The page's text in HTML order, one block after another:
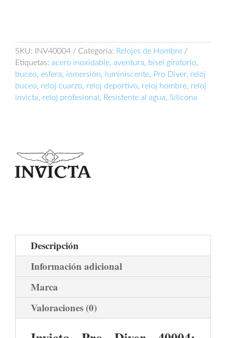
SKU: INV40004 Categoría: Relojes de Hombre
Etiquetas: acero inoxidable, aventura, bisel giratorio,
buceo, esfera, inmersión, luminiscente, Pro Diver, reloj
buceo, reloj cuarzo, reloj deportivo, reloj hombre, reloj
invicta, reloj profesional , Resistente al agua, Silicona
Descripción
Información adicional
Marca
Valoraciones (0)